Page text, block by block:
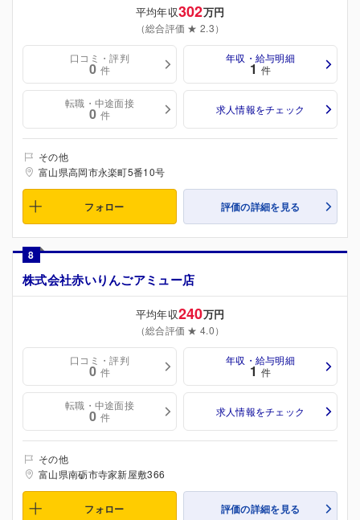
平均年収302万円
（総合評価 ★ 2.3）
口コミ・評判
0 件
年収・給与明細
1 件
転職・中途面接
0 件 求人情報をチェック
その他
富山県高岡市永楽町5番10号
フォロー 評価の詳細を見る
8
株式会社赤いりんごアミュー店
平均年収240万円
（総合評価 ★ 4.0）
口コミ・評判
0 件
年収・給与明細
1 件
転職・中途面接
0 件 求人情報をチェック
その他
富山県南砺市寺家新屋敷366
フォロー 評価の詳細を見る